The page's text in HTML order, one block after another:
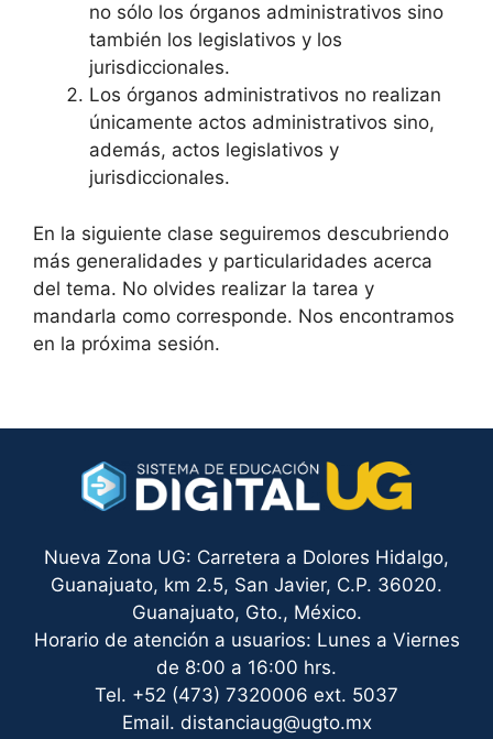
no sólo los órganos administrativos sino
también los legislativos y los
jurisdiccionales.
Los órganos administrativos no realizan
únicamente actos administrativos sino,
además, actos legislativos y
jurisdiccionales.
En la siguiente clase seguiremos descubriendo
más generalidades y particularidades acerca
del tema. No olvides realizar la tarea y
mandarla como corresponde. Nos encontramos
en la próxima sesión.
Nueva Zona UG: Carretera a Dolores Hidalgo,
Guanajuato, km 2.5, San Javier, C.P. 36020.
Guanajuato, Gto., México.
Horario de atención a usuarios: Lunes a Viernes
de 8:00 a 16:00 hrs.
Tel. +52 (473) 7320006 ext. 5037
Email. distanciaug@ugto.mx